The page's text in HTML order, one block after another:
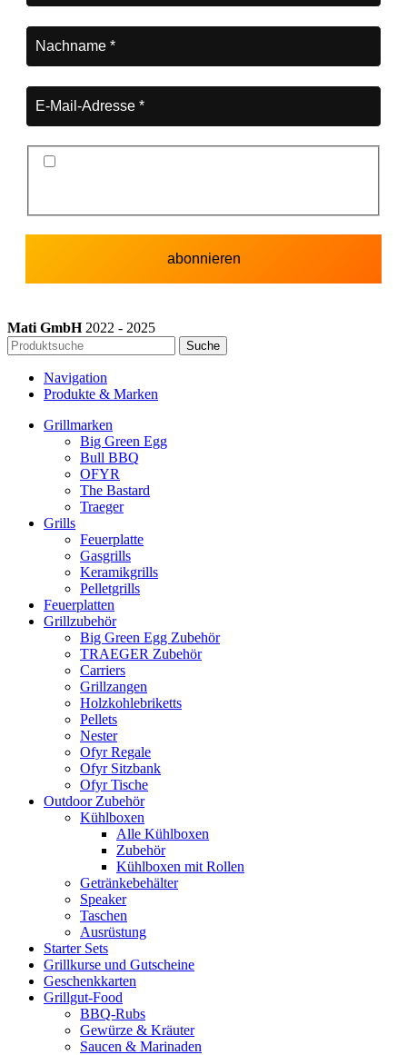
Mati GmbH 2022 - 2025
Suche
Navigation
Produkte & Marken
Grillmarken
Big Green Egg
Bull BBQ
OFYR
The Bastard
Traeger
Grills
Feuerplatte
Gasgrills
Keramikgrills
Pelletgrills
Feuerplatten
Grillzubehör
Big Green Egg Zubehör
TRAEGER Zubehör
Carriers
Grillzangen
Holzkohlebriketts
Pellets
Nester
Ofyr Regale
Ofyr Sitzbank
Ofyr Tische
Outdoor Zubehör
Kühlboxen
Alle Kühlboxen
Zubehör
Kühlboxen mit Rollen
Getränkebehälter
Speaker
Taschen
Ausrüstung
Starter Sets
Grillkurse und Gutscheine
Geschenkkarten
Grillgut-Food
BBQ-Rubs
Gewürze & Kräuter
Saucen & Marinaden